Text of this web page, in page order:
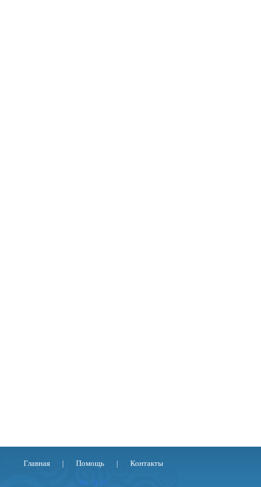
Главная | Помощь | Контакты
46 : 0.25